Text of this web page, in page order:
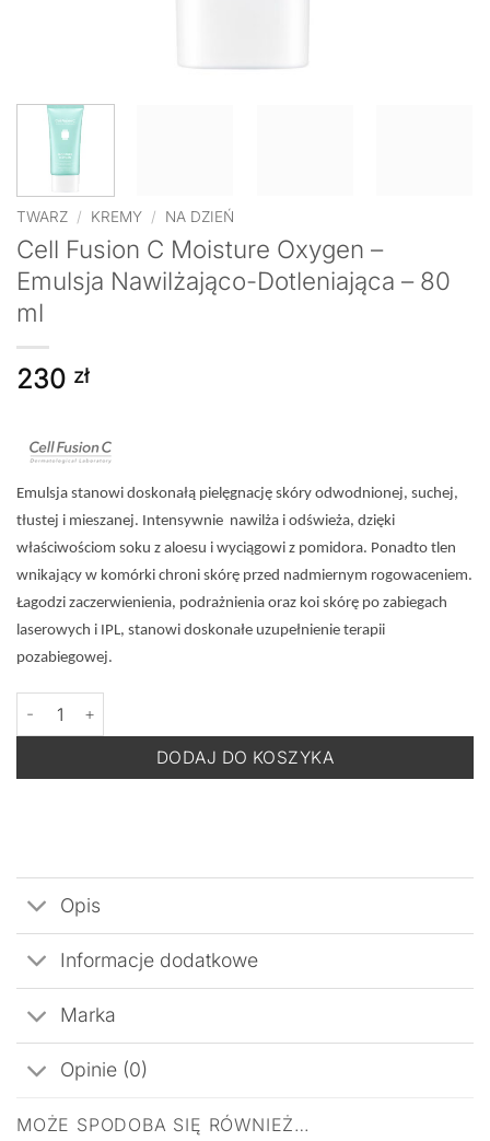
TWARZ / KREMY / NA DZIEŃ
Cell Fusion C Moisture Oxygen –
Emulsja Nawilżająco-Dotleniająca – 80
ml
230 zł
Emulsja stanowi doskonałą pielęgnację skóry odwodnionej, suchej,
tłustej i mieszanej. Intensywnie nawilża i odświeża, dzięki
właściwościom soku z aloesu i wyciągowi z pomidora. Ponadto tlen
wnikający w komórki chroni skórę przed nadmiernym rogowaceniem.
Łagodzi zaczerwienienia, podrażnienia oraz koi skórę po zabiegach
laserowych i IPL, stanowi doskonałe uzupełnienie terapii
pozabiegowej.
ilość Cell Fusion C Moisture Oxygen - Emulsja Nawilżająco-
DODAJ DO KOSZYKA
Opis
Informacje dodatkowe
Marka
Opinie (0)
MOŻE SPODOBA SIĘ RÓWNIEŻ…